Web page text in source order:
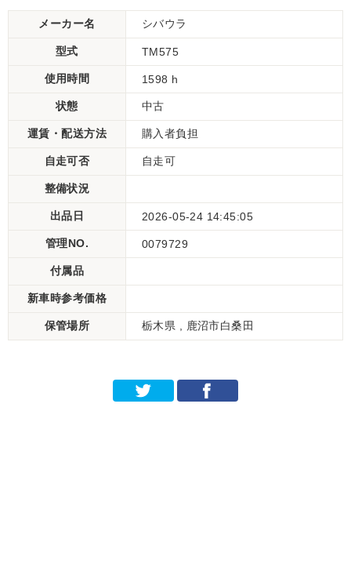
メーカー名 シバウラ
型式 TM575
使用時間 1598 h
状態 中古
運賃・配送方法 購入者負担
自走可否 自走可
整備状況
出品日 2026-05-24 14:45:05
管理NO. 0079729
付属品
新車時参考価格
保管場所 栃木県 , 鹿沼市白桑田